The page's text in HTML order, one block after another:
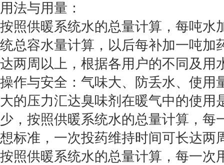
用法与用量：
按照供暖系统水的总量计算，每吨水
统总容水量计算，以后每补加一吨加
达两周以上，根据各用户的不同及用
操作与安全：气味大、防丢水、使用
大的压力汇达臭味剂在暖气中的使用
少，按照供暖系统水的总量计算，
想标准，一次投药维持时间可长达两
按照供暖系统水的总量计算，每一次